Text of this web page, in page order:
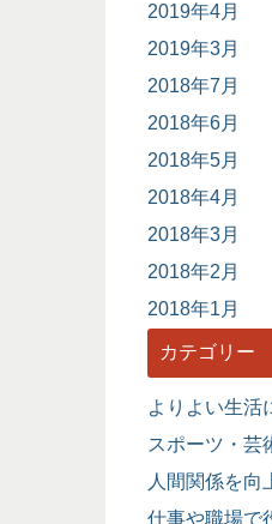
2019年4月
2019年3月
2018年7月
2018年6月
2018年5月
2018年4月
2018年3月
2018年2月
2018年1月
カテゴリー
よりよい生活
スポーツ・芸
人間関係を向
仕事や職場で